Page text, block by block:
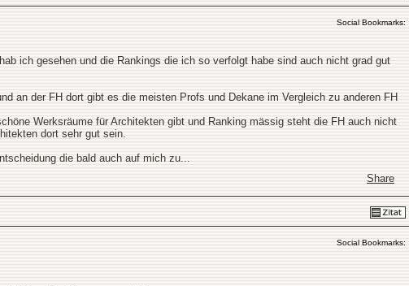
Social Bookmarks:
ich gesehen und die Rankings die ich so verfolgt habe sind auch nicht grad gut
an der FH dort gibt es die meisten Profs und Dekane im Vergleich zu anderen FH
Werksräume für Architekten gibt und Ranking mässig steht die FH auch nicht
dort sehr gut sein.
die bald auch auf mich zu...
Share
Social Bookmarks: